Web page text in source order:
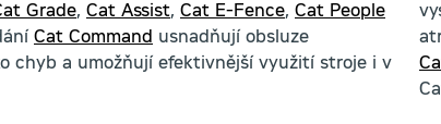
Grade, Cat Assist, Cat E-Fence, Cat People
Cat Command usnadňují obsluze
chyb a umožňují efektivnější využití stroje i v